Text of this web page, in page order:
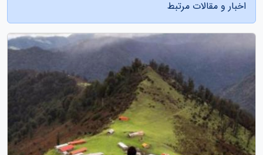
اخبار و مقالات مرتبط